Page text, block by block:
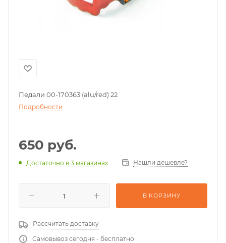
Педали 00-170363 (alu/red) 22
Подробности
650 руб.
Достаточно в 3 магазинах Нашли дешевле?
В КОРЗИНУ
Рассчитать доставку
Самовывоз сегодня - бесплатно